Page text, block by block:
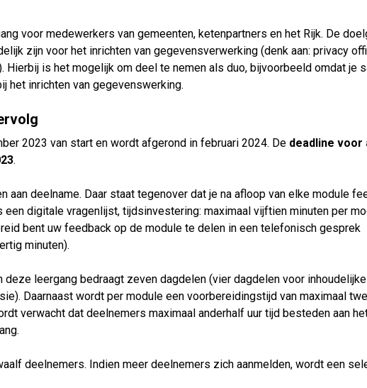
voor medewerkers van gemeenten, ketenpartners en het Rijk. De
zijn voor het inrichten van gegevensverwerking (denk aan: privacy
Hierbij is het mogelijk om deel te nemen als duo, bijvoorbeeld omdat je
het inrichten van gegevenswerking.
2023 van start en wordt afgerond in februari 2024. De deadline voor
.
aan deelname. Daar staat tegenover dat je na afloop van elke module
digitale vragenlijst, tijdsinvestering: maximaal vijftien minuten per
bent uw feedback op de module te delen in een telefonisch gesprek
minuten).
leergang bedraagt zeven dagdelen (vier dagdelen voor
Daarnaast wordt per module een voorbereidingstijd van maximaal
verwacht dat deelnemers maximaal anderhalf uur tijd besteden aan
deelnemers. Indien meer deelnemers zich aanmelden, wordt een